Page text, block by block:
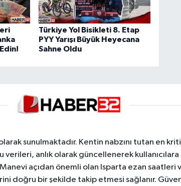
Türkiye Yol Bisikleti 8. Etap
PYY Yarışı Büyük Heyecana
Sahne Oldu
sunulmaktadır. Kentin nabzını tutan en
anlık olarak güncellenerek
açıdan önemli olan Isparta ezan
doğru bir şekilde takip etmesi sağlanır.